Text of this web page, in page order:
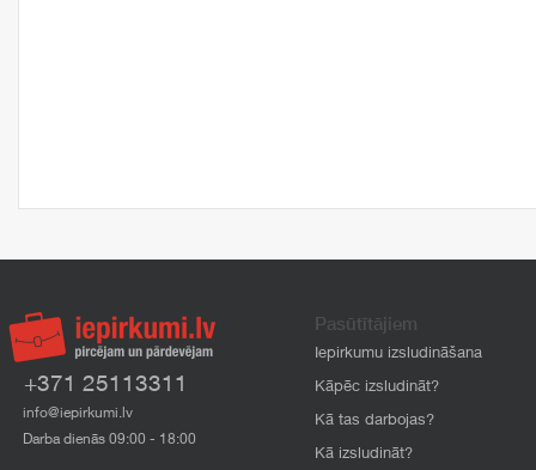
+371 25113311
info@iepirkumi.lv
Darba dienās 09:00 - 18:00
Pasūtītājiem
Iepirkumu izsludināšana
Kāpēc izsludināt?
Kā tas darbojas?
Kā izsludināt?